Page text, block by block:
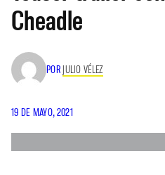
Cheadle
POR JULIO VÉLEZ
19 DE MAYO, 2021